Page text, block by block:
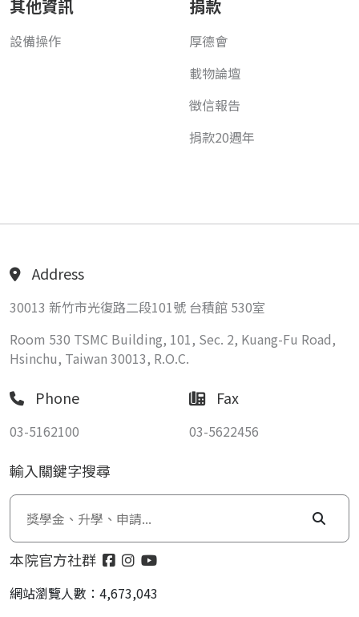
其他資訊
設備操作
捐款
厚德會
載物論壇
徵信報告
捐款20週年
Address
30013 新竹市光復路二段101號 台積館 530室
Room 530 TSMC Building, 101, Sec. 2, Kuang-Fu Road,
Hsinchu, Taiwan 30013, R.O.C.
Phone
03-5162100
Fax
03-5622456
輸入關鍵字搜尋
本院官方社群
網站瀏覽人數：4,673,043